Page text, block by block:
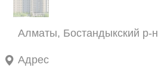
Алматы, Бостандыкский р-н
Адрес